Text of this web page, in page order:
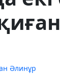
Әлинұр